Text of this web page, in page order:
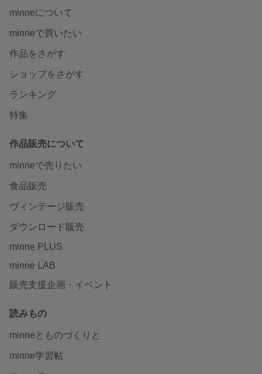
minneについて
minneで買いたい
作品をさがす
ショップをさがす
ランキング
特集
作品販売について
minneで売りたい
食品販売
ヴィンテージ販売
ダウンロード販売
minne PLUS
minne LAB
販売支援企画・イベント
読みもの
minneとものづくりと
minne学習帖